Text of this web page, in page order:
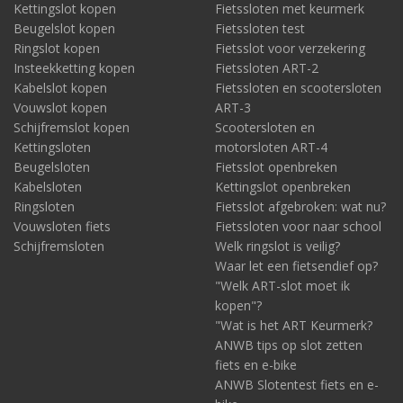
Noot:polisvoorwaarden verschillen per verzekeraar én
kunnen natuurlijk wijzigen. Bekijk altijd de actuele
voorwaarden van uw eigen verzekering.
Kettingslot kopen
Beugelslot kopen
Ringslot kopen
Insteekketting kopen
Kabelslot kopen
Vouwslot kopen
Schijfremslot kopen
Kettingsloten
Beugelsloten
Kabelsloten
Ringsloten
Vouwsloten fiets
Schijfremsloten
Fietssloten met keurmerk
Fietssloten test
Fietsslot voor verzekering
Fietssloten ART-2
Fietssloten en scootersloten
ART-3
Scootersloten en
motorsloten ART-4
Fietsslot openbreken
Kettingslot openbreken
Fietsslot afgebroken: wat nu?
Fietssloten voor naar school
Welk ringslot is veilig?
Waar let een fietsendief op?
"Welk ART-slot moet ik
kopen"?
"Wat is het ART Keurmerk?
ANWB tips op slot zetten
fiets en e-bike
ANWB Slotentest fiets en e-